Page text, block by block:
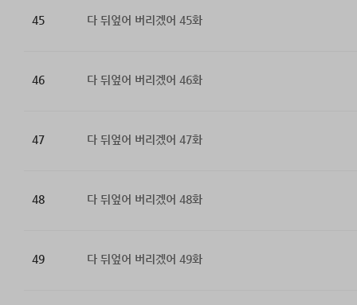
45 다 뒤엎어 버리겠어 45화
46 다 뒤엎어 버리겠어 46화
47 다 뒤엎어 버리겠어 47화
48 다 뒤엎어 버리겠어 48화
49 다 뒤엎어 버리겠어 49화